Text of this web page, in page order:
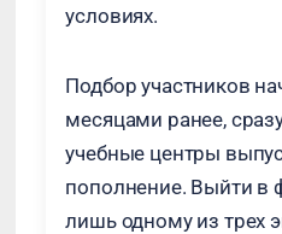
условиях.
Подбор участников
месяцами ранее,
учебные центры
пополнение. Выйти в
лишь одному из трех